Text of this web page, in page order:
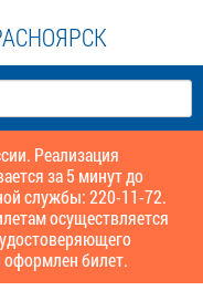
Реализация
за 5 минут до
службы: 220-11-72.
осуществляется
оформлен билет.